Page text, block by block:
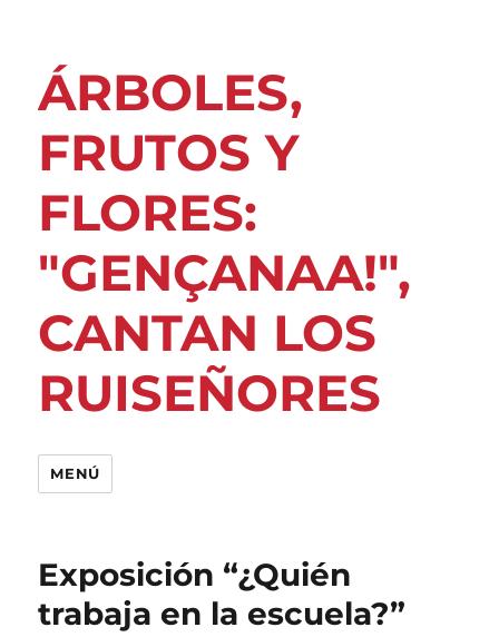
ÁRBOLES,
FRUTOS Y
FLORES:
"GENÇANAA!",
CANTAN LOS
RUISEÑORES
MENÚ
Exposición “¿Quién
trabaja en la escuela?”